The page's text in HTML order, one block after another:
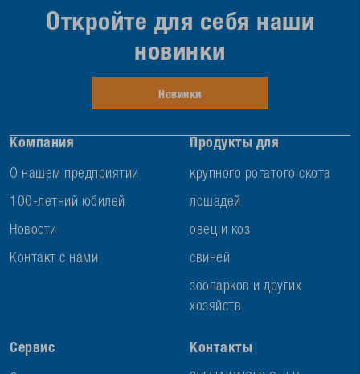
Компания
О нашем предприятии
100-летний юбилей
Новости
Контакт с нами
Продукты для
крупного рогатого скота
лошадей
овец и коз
свиней
зоопарков и других
хозяйств
Сервис Контакты
Откройте для себя наши
новинки
Новинки